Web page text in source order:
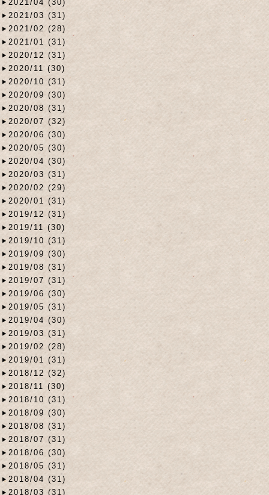
2021/04 (30)
2021/03 (31)
2021/02 (28)
2021/01 (31)
2020/12 (31)
2020/11 (30)
2020/10 (31)
2020/09 (30)
2020/08 (31)
2020/07 (32)
2020/06 (30)
2020/05 (30)
2020/04 (30)
2020/03 (31)
2020/02 (29)
2020/01 (31)
2019/12 (31)
2019/11 (30)
2019/10 (31)
2019/09 (30)
2019/08 (31)
2019/07 (31)
2019/06 (30)
2019/05 (31)
2019/04 (30)
2019/03 (31)
2019/02 (28)
2019/01 (31)
2018/12 (32)
2018/11 (30)
2018/10 (31)
2018/09 (30)
2018/08 (31)
2018/07 (31)
2018/06 (30)
2018/05 (31)
2018/04 (31)
2018/03 (31)